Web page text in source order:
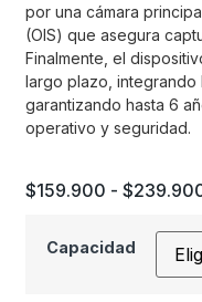
por una cámara
(OIS) que asegura
Finalmente, el
largo plazo, integrando
garantizando hasta 6
operativo y seguridad.
$159.900 - $
Capacidad